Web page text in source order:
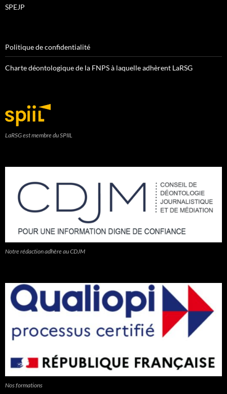
SPEJP
Politique de confidentialité
Charte déontologique de la FNPS à laquelle adhèrent LaRSG
LaRSG est membre du SPIIL
Notre rédaction adhère au CDJM
Nos formations